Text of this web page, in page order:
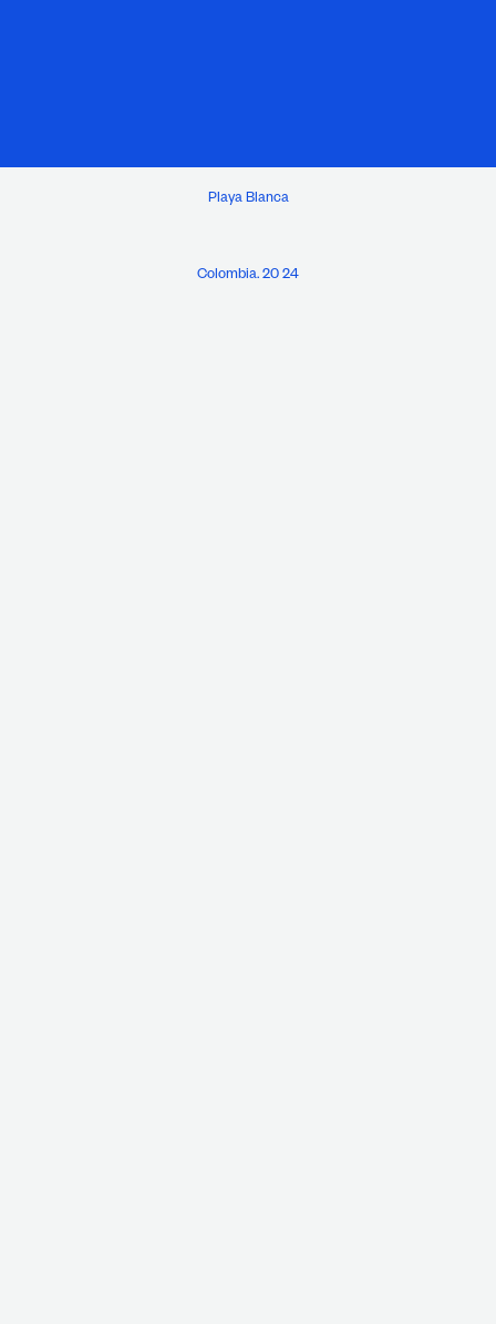
Playa Blanca
Colombia. 20 24